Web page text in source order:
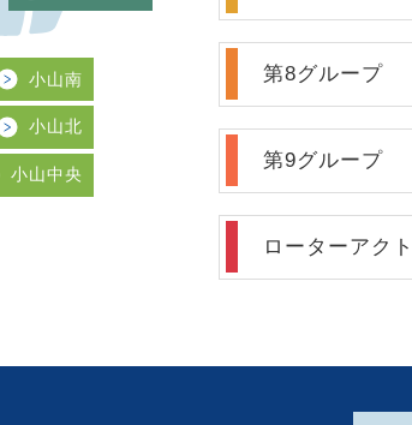
小山南
小山北
小山中央
第8グループ
第9グループ
ローターアク